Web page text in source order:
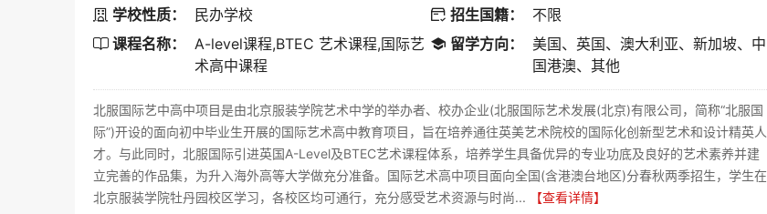
 学校性质： 民办学校  招生国籍： 不限
 课程名称：
A-level课程,BTEC 艺术课程,国际艺
术高中课程
 留学方向：
美国、英国、澳大利亚、新加坡、中
国港澳、其他
北服国际艺中高中项目是由北京服装学院艺术中学的举办者、校办企业(北服国际艺术发展(北京)有限公司，简称“北服国
际”)开设的面向初中毕业生开展的国际艺术高中教育项目，旨在培养通往英美艺术院校的国际化创新型艺术和设计精英人
才。与此同时，北服国际引进英国A-Level及BTEC艺术课程体系，培养学生具备优异的专业功底及良好的艺术素养并建
立完善的作品集，为升入海外高等大学做充分准备。国际艺术高中项目面向全国(含港澳台地区)分春秋两季招生，学生在
北京服装学院牡丹园校区学习，各校区均可通行，充分感受艺术资源与时尚...
【查看详情】